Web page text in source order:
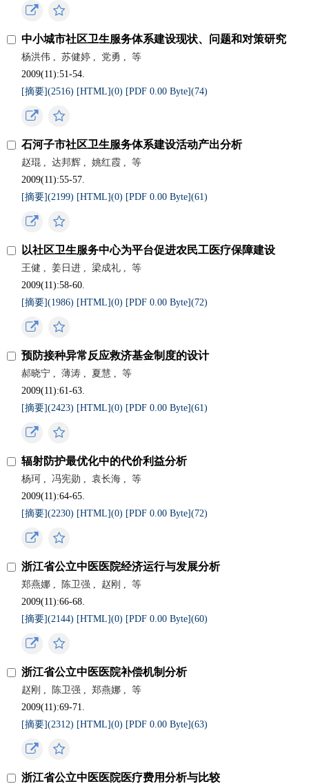
中小城市社区卫生服务体系建设现状、问题和对策研究
杨洪伟 , 苏健婷 , 党勇 ,
等
2009(11):51-54.
[摘要](2516) [HTML](0) [PDF 0.00 Byte](74)
石河子市社区卫生服务体系建设活动产出分析
赵琨 , 达邦辉 , 姚红霞 ,
等
2009(11):55-57.
[摘要](2199) [HTML](0) [PDF 0.00 Byte](61)
以社区卫生服务中心为平台促进农民工医疗保障建设
王健 , 姜日进 , 梁成礼 ,
等
2009(11):58-60.
[摘要](1986) [HTML](0) [PDF 0.00 Byte](72)
预防接种异常反应救济基金制度的设计
郝晓宁 , 薄涛 , 夏慧 ,
等
2009(11):61-63.
[摘要](2423) [HTML](0) [PDF 0.00 Byte](61)
辐射防护最优化中的代价利益分析
杨珂 , 冯宪勋 , 袁长海 ,
等
2009(11):64-65.
[摘要](2230) [HTML](0) [PDF 0.00 Byte](72)
浙江省公立中医医院经济运行与发展分析
郑燕娜 , 陈卫强 , 赵刚 ,
等
2009(11):66-68.
[摘要](2144) [HTML](0) [PDF 0.00 Byte](60)
浙江省公立中医医院补偿机制分析
赵刚 , 陈卫强 , 郑燕娜 ,
等
2009(11):69-71.
[摘要](2312) [HTML](0) [PDF 0.00 Byte](63)
浙江省公立中医医院医疗费用分析与比较